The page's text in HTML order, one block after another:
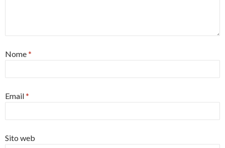
Nome*
Email*
Sito web